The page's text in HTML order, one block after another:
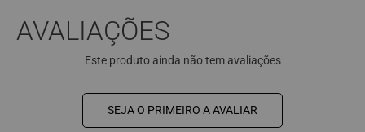
AVALIAÇÕES
Este produto ainda não tem avaliações
SEJA O PRIMEIRO A AVALIAR